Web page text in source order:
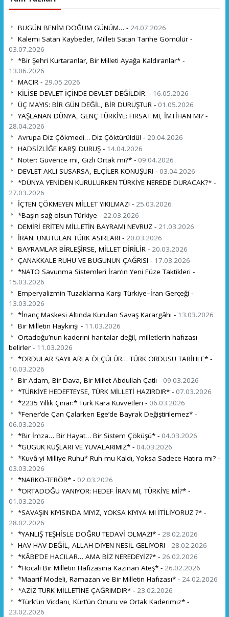
BUGÜN BENİM DOĞUM GÜNÜM… - 24.07.2026
Kalemi Satan Kaybeder, Milleti Satan Tarihe Gömülür -
03.07.2026
*Bir Şehri Kurtaranlar, Bir Milleti Ayağa Kaldıranlar* -
13.06.2026
MACIR - 29.05.2026
KİLİSE DEVLET İÇİNDE DEVLET DEĞİLDİR. - 16.05.2026
ÜÇ MAYIS: BİR GÜN DEĞİL, BİR DURUŞTUR - 01.05.2026
YAŞLANAN DÜNYA, GENÇ TÜRKİYE: FIRSAT MI, İMTİHAN MI? -
28.04.2026
Avrupa Diz Çökmedi… Diz Çöktürüldü! - 20.04.2026
HADSİZLİĞE KARŞI DURUŞ - 14.04.2026
Noter: Güvence mi, Gizli Ortak mı?* - 09.04.2026
DEVLET AKLI SUSARSA, ELÇİLER KONUŞUR! - 03.04.2026
*DÜNYA YENİDEN KURULURKEN TÜRKİYE NEREDE DURACAK?* -
27.03.2026
İÇTEN ÇÖKMEYEN MİLLET YIKILMAZ! - 25.03.2026
*Başın sağ olsun Türkiye - 22.03.2026
DEMİRİ ERİTEN MİLLETİN BAYRAMI NEVRUZ - 21.03.2026
İRAN: UNUTULAN TÜRK ASIRLARI - 20.03.2026
BAYRAMLAR BİRLEŞİRSE, MİLLET DİRİLİR - 20.03.2026
ÇANAKKALE RUHU VE BUGÜNÜN ÇAĞRISI - 17.03.2026
*NATO Savunma Sistemleri İran’ın Yeni Füze Taktikleri -
15.03.2026
Emperyalizmin Tuzaklarına Karşı Türkiye–İran Gerçeği -
13.03.2026
*İnanç Maskesi Altında Kurulan Savaş Karargâhı - 13.03.2026
Bir Milletin Haykırışı - 11.03.2026
Ortadoğu’nun kaderini haritalar değil, milletlerin hafızası
belirler - 11.03.2026
*ORDULAR SAYILARLA ÖLÇÜLÜR… TÜRK ORDUSU TARİHLE* -
10.03.2026
Bir Adam, Bir Dava, Bir Millet Abdullah Çatlı - 09.03.2026
*TÜRKİYE HEDEFTEYSE, TÜRK MİLLETİ HAZIRDIR* - 07.03.2026
*2235 Yıllık Çınar:* Türk Kara Kuvvetleri - 06.03.2026
*Fener’de Çan Çalarken Ege’de Bayrak Değiştirilemez* -
06.03.2026
*Bir İmza… Bir Hayat… Bir Sistem Çöküşü* - 04.03.2026
*GUGUK KUŞLARI VE YUVALARIMIZ* - 04.03.2026
*Kuvâ-yi Milliye Ruhu* Ruh mu Kaldı, Yoksa Sadece Hatıra mı? -
03.03.2026
*NARKO-TERÖR* - 02.03.2026
*ORTADOĞU YANIYOR: HEDEF İRAN MI, TÜRKİYE Mİ?* -
01.03.2026
*SAVAŞIN KIYISINDA MIYIZ, YOKSA KIYIYA MI İTİLİYORUZ ?* -
28.02.2026
*YANLIŞ TEŞHİSLE DOĞRU TEDAVİ OLMAZ!* - 28.02.2026
HAV HAV DEĞİL, ALLAH DİYEN NESİL GELİYOR! - 28.02.2026
*KÂBE’DE HACILAR… AMA BİZ NEREDEYİZ?* - 26.02.2026
*Hocalı Bir Milletin Hafızasına Kazınan Ateş* - 26.02.2026
*Maarif Modeli, Ramazan ve Bir Milletin Hafızası* - 24.02.2026
*AZİZ TÜRK MİLLETİNE ÇAĞRIMDIR* - 23.02.2026
*Türk’ün Vicdanı, Kürt’ün Onuru ve Ortak Kaderimiz* -
23.02.2026